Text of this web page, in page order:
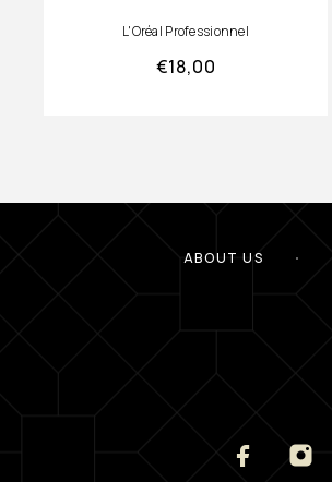
L'Oréal Professionnel
€18,00
ABOUT US